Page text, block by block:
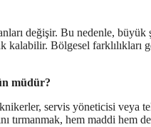
değişir. Bu nedenle,
kalabilir. Bölgesel farklılıkları
müdür?
servis yöneticisi veya
tırmanmak, hem maddi hem